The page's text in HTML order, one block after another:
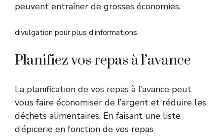
peuvent entraîner de grosses économies.
divulgation pour plus d’informations.
Planifiez vos repas à l’avance
La planification de vos repas à l’avance peut
vous faire économiser de l’argent et réduire les
déchets alimentaires. En faisant une liste
d’épicerie en fonction de vos repas